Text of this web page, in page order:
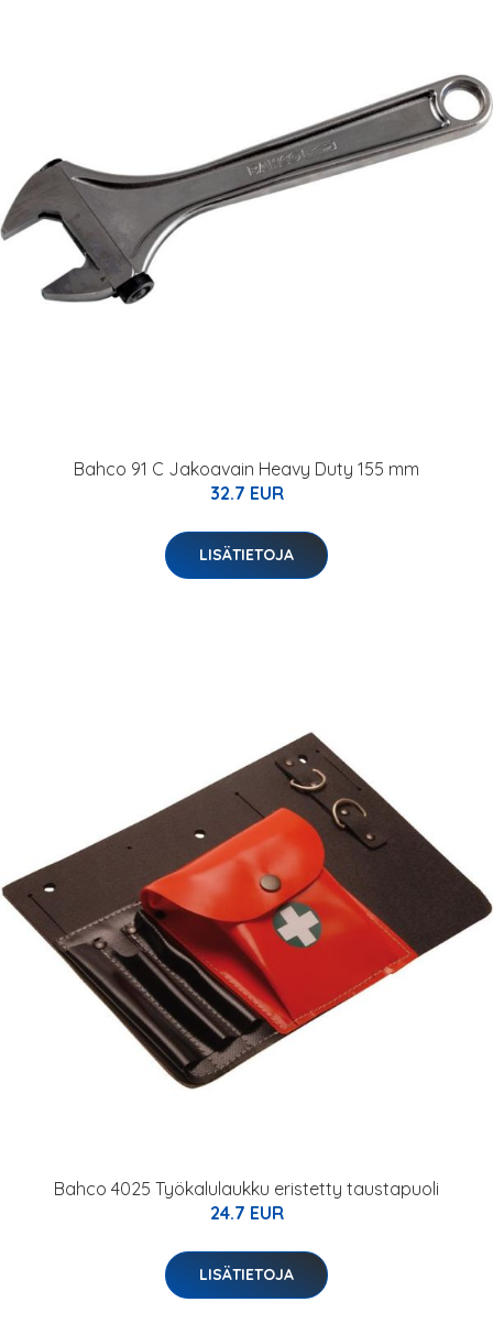
Bahco 91 C Jakoavain Heavy Duty 155 mm
32.7 EUR
LISÄTIETOJA
Bahco 4025 Työkalulaukku eristetty taustapuoli
24.7 EUR
LISÄTIETOJA